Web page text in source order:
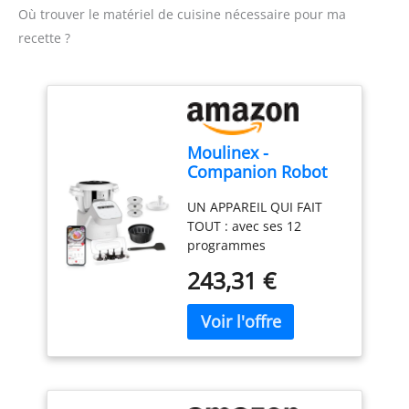
Où trouver le matériel de cuisine nécessaire pour ma
recette ?
Moulinex -
Companion Robot
- 10 personnes -
Gris
UN APPAREIL QUI FAIT
TOUT : avec ses 12
programmes
mode manuel,
Companion est le robot
cuiseur qui fait tout
GRANDE CAPACITɠ: la
capacité utile de 3 L
243,31 €